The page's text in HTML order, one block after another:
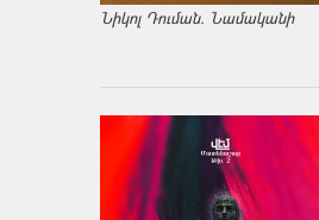
Նիկոլ Դուման. Նամականի